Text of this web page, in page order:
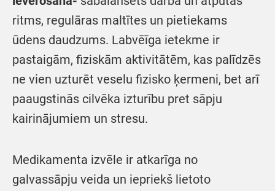
ritms, regulāras maltītes un pietiekams
ūdens daudzums. Labvēīga ietekme ir
pastaigām, fiziskām aktivitātēm, kas palīdzēs
ne vien uzturēt veselu fizisko ķermeni, bet arī
paaugstinās cilvēka izturību pret sāpju
kairinājumiem un stresu.
Medikamenta izvēle ir atkarīga no
galvassāpju veida un iepriekš lietoto